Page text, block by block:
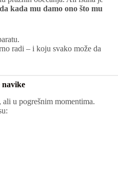
kada mu damo ono što mu
radi – i koju svako može da
navike
u pogrešnim momentima.